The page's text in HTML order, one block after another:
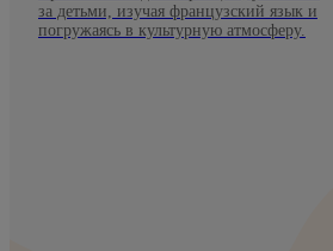
за детьми, изучая французский язык и
погружаясь в культурную атмосферу.